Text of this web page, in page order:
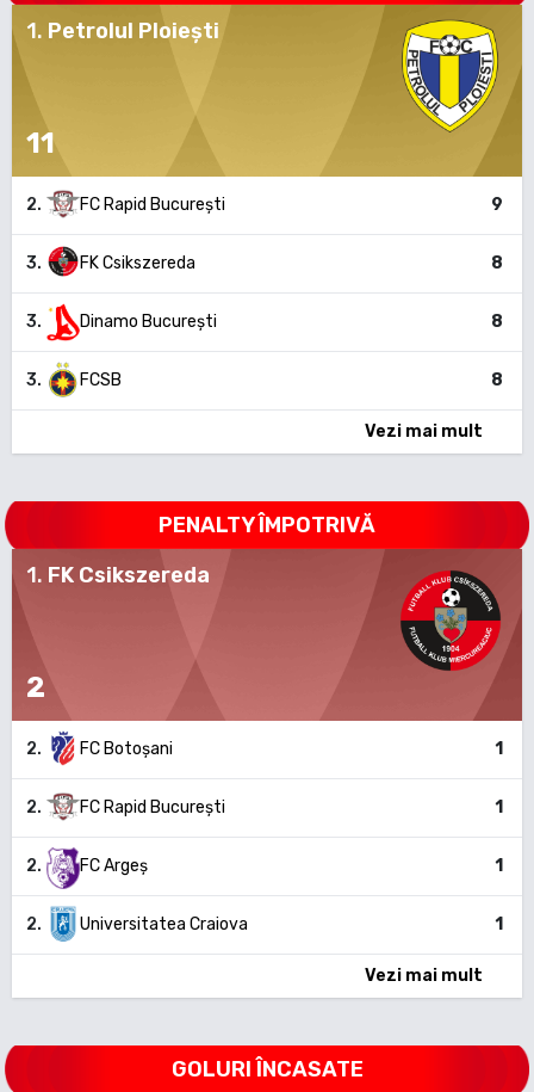
1. Petrolul Ploiești
11
2. FC Rapid București 9
3. FK Csikszereda 8
3. Dinamo București 8
3. FCSB 8
Vezi mai mult
PENALTY ÎMPOTRIVĂ
1. FK Csikszereda
2
2. FC Botoșani 1
2. FC Rapid București 1
2. FC Argeș 1
2. Universitatea Craiova 1
Vezi mai mult
GOLURI ÎNCASATE